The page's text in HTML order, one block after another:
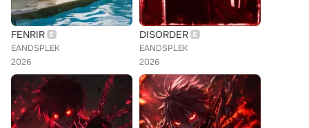
FENRIR
EANDSPLEK
2026
DISORDER
EANDSPLEK
2026